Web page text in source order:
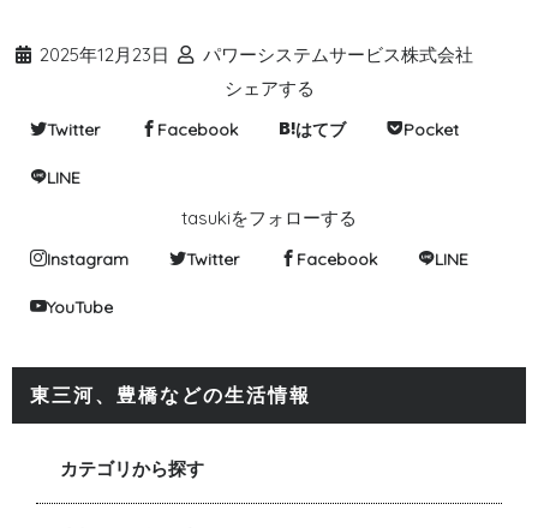
2025年12月23日
パワーシステムサービス株式会社
シェアする
Twitter Facebook はてブ Pocket
LINE
tasukiをフォローする
Instagram Twitter Facebook LINE
YouTube
東三河、豊橋などの生活情報
カテゴリから探す